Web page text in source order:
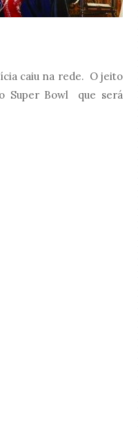
caiu na rede. O jeito
Super Bowl que será